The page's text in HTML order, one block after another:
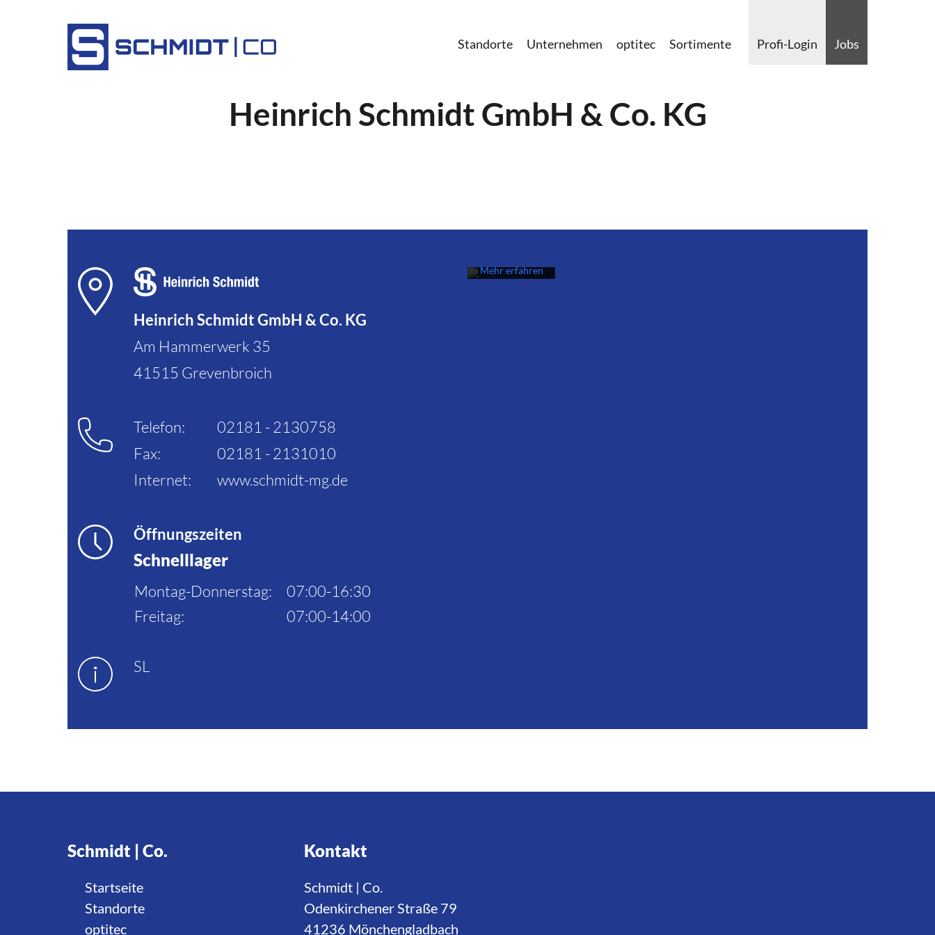
Standorte Unternehmen optitec Sortimente Profi-Login Jobs
Heinrich Schmidt GmbH & Co. KG
Heinrich Schmidt GmbH & Co. KG
Am Hammerwerk 35
41515 Grevenbroich
Telefon:
02181 - 2130758
Fax:
02181 - 2131010
Internet:
www.schmidt-mg.de
Öffnungszeiten
Schnelllager
Montag-Donnerstag:
07:00-16:30
Freitag:
07:00-14:00
SL
Mehr erfahren
Schmidt | Co.
Startseite
Standorte
optitec
Kontakt
Schmidt | Co.
Odenkirchener Straße 79
41236 Mönchengladbach